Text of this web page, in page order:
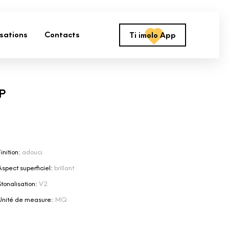
Contacts Ti imolo App
adouci
superficiel: brillant
V2
de measure: MQ